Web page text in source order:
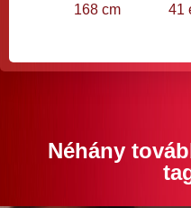
168 cm 41
Néhány